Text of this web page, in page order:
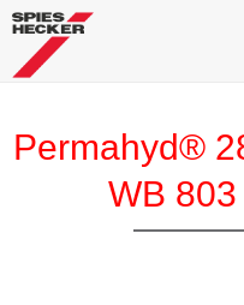
Permahyd®
WB